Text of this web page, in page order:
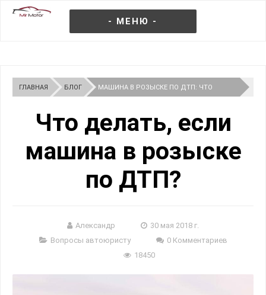
- МЕНЮ -
ГЛАВНАЯ БЛОГ МАШИНА В РОЗЫСКЕ ПО ДТП: ЧТО
Что делать, если
машина в розыске
по ДТП?
Александр
30 мая 2018 г.
Вопросы автоюристу
0 Комментариев
18450